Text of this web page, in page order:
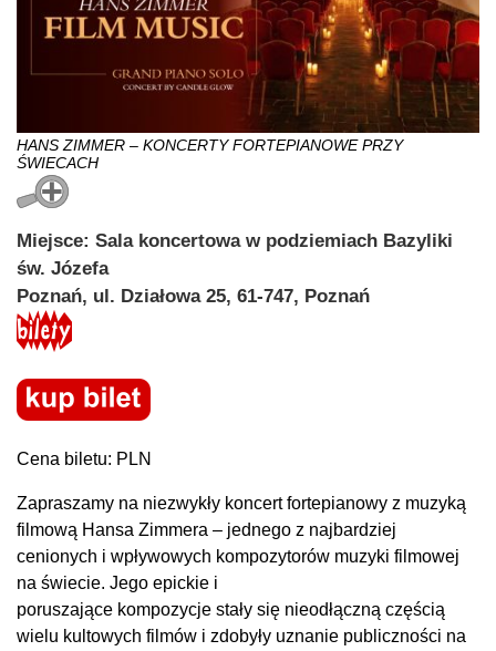
HANS ZIMMER – KONCERTY FORTEPIANOWE PRZY
ŚWIECACH
Miejsce: Sala koncertowa w podziemiach Bazyliki
św. Józefa
Poznań, ul. Działowa 25, 61-747, Poznań
Cena biletu: PLN
Zapraszamy na niezwykły koncert fortepianowy z muzyką
filmową Hansa Zimmera – jednego z najbardziej
cenionych i wpływowych kompozytorów muzyki filmowej
na świecie. Jego epickie i
poruszające kompozycje stały się nieodłączną częścią
wielu kultowych filmów i zdobyły uznanie publiczności na